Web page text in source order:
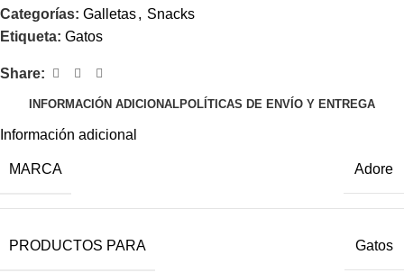
Categorías: Galletas, Snacks
Etiqueta: Gatos
Share:
INFORMACIÓN ADICIONALPOLÍTICAS DE ENVÍO Y ENTREGA
Información adicional
MARCA Adore
PRODUCTOS PARA Gatos